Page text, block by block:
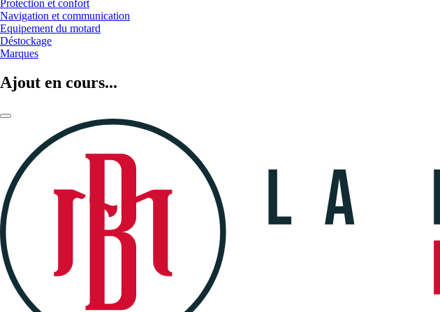
Protection et confort
Navigation et communication
Equipement du motard
Déstockage
Marques
Ajout en cours...